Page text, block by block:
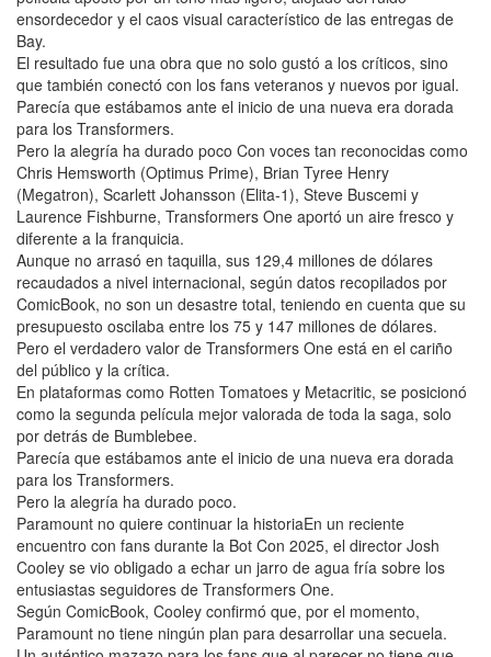
ensordecedor y el caos visual característico de las entregas de
Bay.
El resultado fue una obra que no solo gustó a los críticos, sino
que también conectó con los fans veteranos y nuevos por igual.
Parecía que estábamos ante el inicio de una nueva era dorada
para los Transformers.
Pero la alegría ha durado poco Con voces tan reconocidas como
Chris Hemsworth (Optimus Prime), Brian Tyree Henry
(Megatron), Scarlett Johansson (Elita-1), Steve Buscemi y
Laurence Fishburne, Transformers One aportó un aire fresco y
diferente a la franquicia.
Aunque no arrasó en taquilla, sus 129,4 millones de dólares
recaudados a nivel internacional, según datos recopilados por
ComicBook, no son un desastre total, teniendo en cuenta que su
presupuesto oscilaba entre los 75 y 147 millones de dólares.
Pero el verdadero valor de Transformers One está en el cariño
del público y la crítica.
En plataformas como Rotten Tomatoes y Metacritic, se posicionó
como la segunda película mejor valorada de toda la saga, solo
por detrás de Bumblebee.
Parecía que estábamos ante el inicio de una nueva era dorada
para los Transformers.
Pero la alegría ha durado poco.
Paramount no quiere continuar la historiaEn un reciente
encuentro con fans durante la Bot Con 2025, el director Josh
Cooley se vio obligado a echar un jarro de agua fría sobre los
entusiastas seguidores de Transformers One.
Según ComicBook, Cooley confirmó que, por el momento,
Paramount no tiene ningún plan para desarrollar una secuela.